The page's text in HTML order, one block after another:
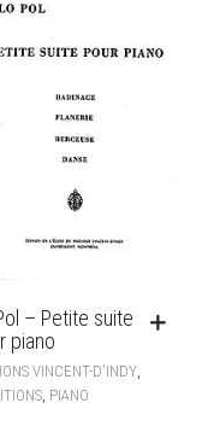
– Petite suite
piano
VINCENT-D'INDY,
, PIANO